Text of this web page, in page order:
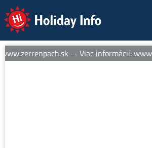
Holiday Info
-- Viac informácií: